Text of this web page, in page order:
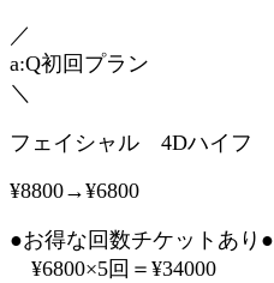
／
a:Q初回プラン
＼
フェイシャル 4Dハイフ
¥8800→¥6800
●お得な回数チケットあり●
¥6800×5回＝¥34000